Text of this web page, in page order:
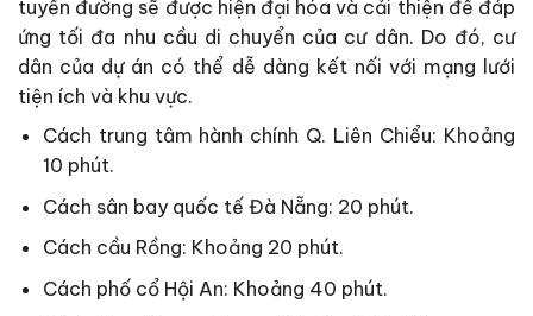
tuyến đường sẽ được hiện đại hóa và cải thiện để đáp
ứng tối đa nhu cầu di chuyển của cư dân. Do đó, cư
dân của dự án có thể dễ dàng kết nối với mạng lưới
tiện ích và khu vực.
Cách trung tâm hành chính Q. Liên Chiểu: Khoảng
10 phút.
Cách sân bay quốc tế Đà Nẵng: 20 phút.
Cách cầu Rồng: Khoảng 20 phút.
Cách phố cổ Hội An: Khoảng 40 phút.